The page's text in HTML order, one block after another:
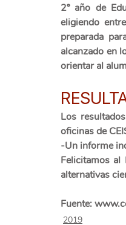
2º año de
eligiendo
preparada
alcanzado en
orientar al
Los
oficinas de
-Un informe
Felicitamos al
alternativas
Fuente:
2019